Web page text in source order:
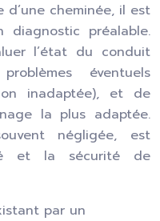
cheminée, il est
diagnostic préalable.
l’état du conduit
éventuels
inadaptée), et de
la plus adaptée.
négligée, est
et la sécurité de
par un